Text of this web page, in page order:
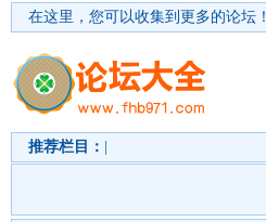
在这里，您可以收集到更多的论坛！
推荐栏目：